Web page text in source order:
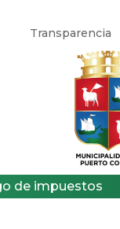
Transparencia
de impuestos